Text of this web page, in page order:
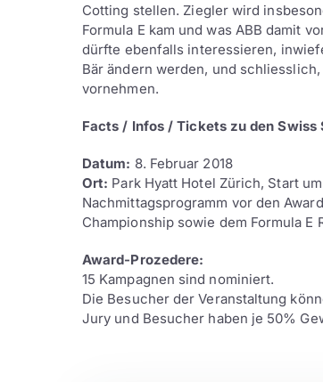
Cotting stellen. Ziegler wird
Formula E kam und was ABB damit
dürfte ebenfalls interessieren,
Bär ändern werden, und
vornehmen.
Facts / Infos / Tickets zu den Swiss
Datum: 8. Februar 2018
Ort: Park Hyatt Hotel Zürich, Start
Nachmittagsprogramm vor den
Championship sowie dem Formula E
Award-Prozedere:
15 Kampagnen sind nominiert.
Die Besucher der Veranstaltung
Jury und Besucher haben je 50%